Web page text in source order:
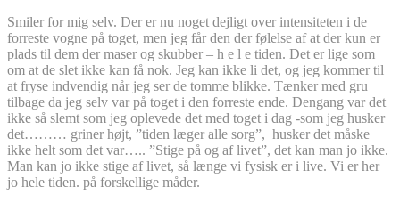
Smiler for mig selv. Der er nu noget dejligt over intensiteten i de
forreste vogne på toget, men jeg får den der følelse af at der kun er
plads til dem der maser og skubber – h e l e tiden. Det er lige som
om at de slet ikke kan få nok. Jeg kan ikke li det, og jeg kommer til
at fryse indvendig når jeg ser de tomme blikke. Tænker med gru
tilbage da jeg selv var på toget i den forreste ende. Dengang var det
ikke så slemt som jeg oplevede det med toget i dag -som jeg husker
det……… griner højt, ”tiden læger alle sorg”, husker det måske
ikke helt som det var….. ”Stige på og af livet”, det kan man jo ikke.
Man kan jo ikke stige af livet, så længe vi fysisk er i live. Vi er her
jo hele tiden. på forskellige måder.